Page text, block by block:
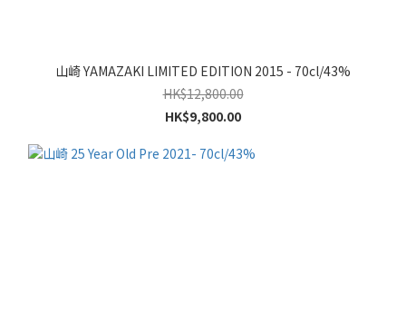
山崎 YAMAZAKI LIMITED EDITION 2015 - 70cl/43%
HK$12,800.00
HK$9,800.00